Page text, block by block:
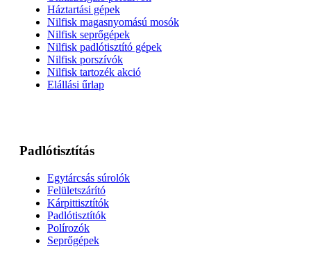
Háztartási gépek
Nilfisk magasnyomású mosók
Nilfisk seprőgépek
Nilfisk padlótisztító gépek
Nilfisk porszívók
Nilfisk tartozék akció
Elállási űrlap
Padlótisztítás
Egytárcsás súrolók
Felületszárító
Kárpittisztítók
Padlótisztítók
Polírozók
Seprőgépek